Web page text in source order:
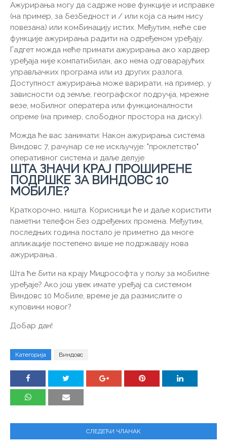
Ажурирања могу да садрже нове функције и исправке
(на пример, за безбедност и / или која са њим нису
повезана) или комбинацију истих. Међутим, неће све
функције ажурирања радити на одређеном уређају.
Гадгет можда неће примати ажурирања ако хардвер
уређаја није компатибилан, ако нема одговарајућих
управљачких програма или из других разлога.
Доступност ажурирања може варирати, на пример, у
зависности од земље, географског подручја, мрежне
везе, мобилног оператера или функционалности
опреме (на пример, слободног простора на диску).
Можда ће вас занимати: Након ажурирања система
Виндовс 7, рачунар се не искључује: "проклетство"
оперативног система и даље делује
ШТА ЗНАЧИ КРАЈ ПРОШИРЕНЕ
ПОДРШКЕ ЗА ВИНДОВС 10
МОБИЛЕ?
Краткорочно, ништа. Корисници ће и даље користити
паметни телефон без одређених промена. Међутим,
последњих година постало је приметно да многе
апликације постепено више не подржавају нова
ажурирања..
Шта ће бити на крају Мицрософта у пољу за мобилне
уређаје? Ако још увек имате уређај са системом
Виндовс 10 Мобиле, време је да размислите о
куповини новог?
Добар дан!
Категорија Виндовс
СЛЕДЕЋИ ЧЛАНАК